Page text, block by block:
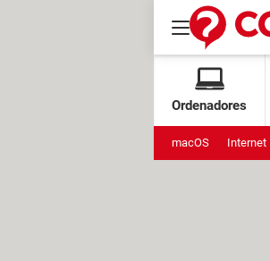
Ordenadores
macOS Internet